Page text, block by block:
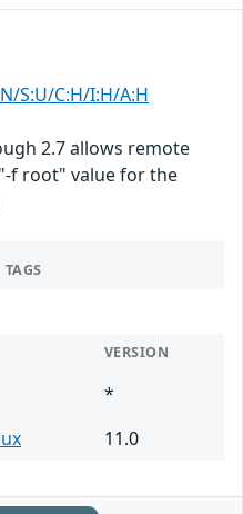
S:U/C:H/I:H/A:H
2.7 allows remote
f root" value for the
TAGS
VERSION
*
11.0